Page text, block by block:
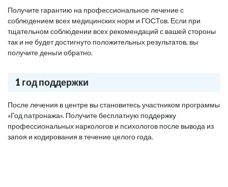
Получите гарантию на профессиональное лечение с
соблюдением всех медицинских норм и ГОСТов. Если при
тщательном соблюдении всех рекомендаций с вашей стороны
так и не будет достигнуто положительных результатов, вы
получите деньги обратно.
1 год поддержки
После лечения в центре вы становитесь участником программы
«Год патронажа». Получите бесплатную поддержку
профессиональных наркологов и психологов после вывода из
запоя и кодирования в течение целого года.